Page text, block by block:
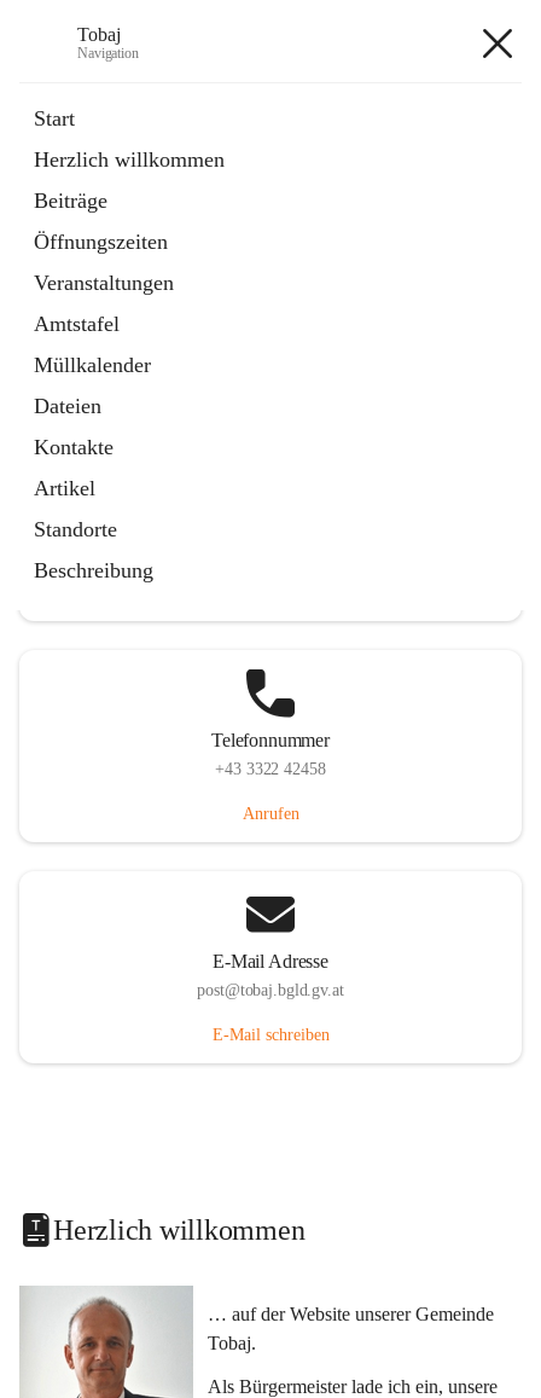
Tobaj
Navigation
Start
Herzlich willkommen
Beiträge
Öffnungszeiten
Veranstaltungen
Amtstafel
Müllkalender
Dateien
Kontakte
Artikel
Standorte
Beschreibung
Externe Webseite
in
Tab
Formulare
2 Schnellzugriffe
Telefonnummer
+43 3322 42458
Anrufen
E-Mail Adresse
post@tobaj.bgld.gv.at
E-Mail schreiben
Herzlich willkommen
… auf der Website unserer Gemeinde
Tobaj.
Als Bürgermeister lade ich ein, unsere